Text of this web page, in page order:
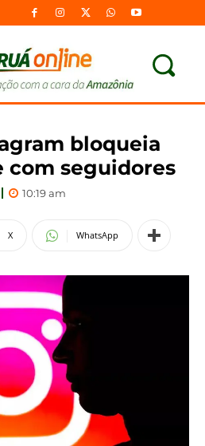
bloqueia
com seguidores
10:19 am
X WhatsApp